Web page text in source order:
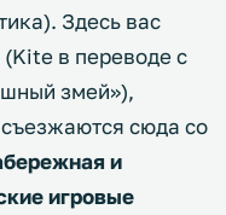
Здесь вас
в переводе с
змей»),
сюда со
и
игровые